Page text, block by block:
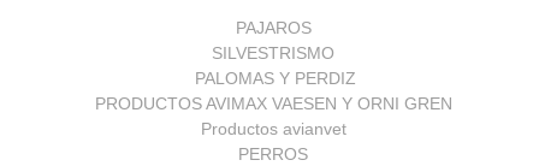
PAJAROS
SILVESTRISMO
PALOMAS Y PERDIZ
PRODUCTOS AVIMAX VAESEN Y ORNI GREN
Productos avianvet
PERROS